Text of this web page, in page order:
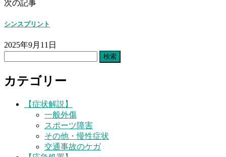
次の記事
シンスプリント
2025年9月11日
カテゴリー
【症状解説】
一般外傷
スポーツ障害
その他・慢性症状
交通事故のケガ